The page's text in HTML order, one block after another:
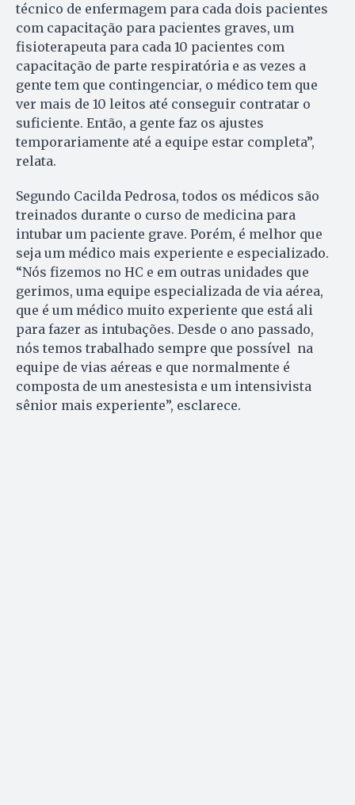
técnico de enfermagem para cada dois pacientes
com capacitação para pacientes graves, um
fisioterapeuta para cada 10 pacientes com
capacitação de parte respiratória e as vezes a
gente tem que contingenciar, o médico tem que
ver mais de 10 leitos até conseguir contratar o
suficiente. Então, a gente faz os ajustes
temporariamente até a equipe estar completa”,
relata.
Segundo Cacilda Pedrosa, todos os médicos são
treinados durante o curso de medicina para
intubar um paciente grave. Porém, é melhor que
seja um médico mais experiente e especializado.
“Nós fizemos no HC e em outras unidades que
gerimos, uma equipe especializada de via aérea,
que é um médico muito experiente que está ali
para fazer as intubações. Desde o ano passado,
nós temos trabalhado sempre que possível na
equipe de vias aéreas e que normalmente é
composta de um anestesista e um intensivista
sênior mais experiente”, esclarece.